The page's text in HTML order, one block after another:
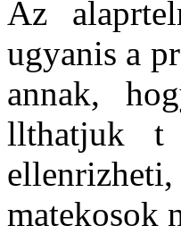
Az
ugyanis a
annak,
llthatjuk t
matekosok